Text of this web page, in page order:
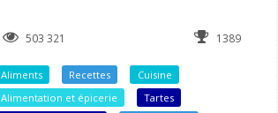
503 321 1389
Aliments Recettes
Cuisine
Alimentation et épicerie
Tartes